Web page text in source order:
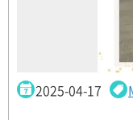
2025-04-17